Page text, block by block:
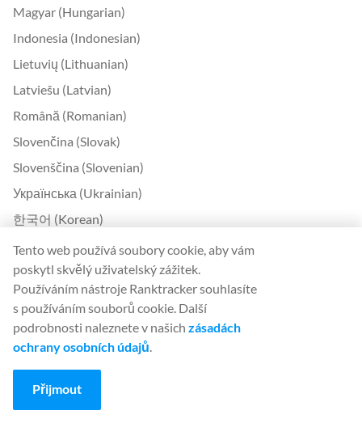
Magyar (Hungarian)
Indonesia (Indonesian)
Lietuvių (Lithuanian)
Latviešu (Latvian)
Română (Romanian)
Slovenčina (Slovak)
Slovenščina (Slovenian)
Українська (Ukrainian)
한국어 (Korean)
Bokmål (Norwegian)
Kontakt
Kontaktujte nás
O nás
United Kingdom Office
Tento web používá soubory cookie, aby vám
poskytl skvělý uživatelský zážitek.
Používáním nástroje Ranktracker souhlasíte
s používáním souborů cookie. Další
podrobnosti naleznete v našich zásadách
ochrany osobních údajů.
Přijmout